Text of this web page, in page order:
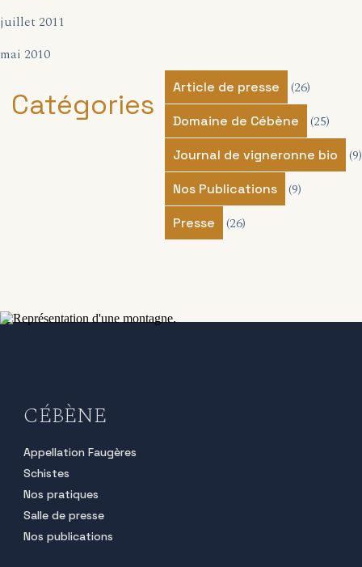
juillet 2011
mai 2010
Catégories
Article de presse (26)
Domaine de Cébène (25)
Journal de vigneronne bio (9)
Nos Publications (9)
Presse (26)
CÉBÈNE
Appellation Faugères
Schistes
Nos pratiques
Salle de presse
Nos publications